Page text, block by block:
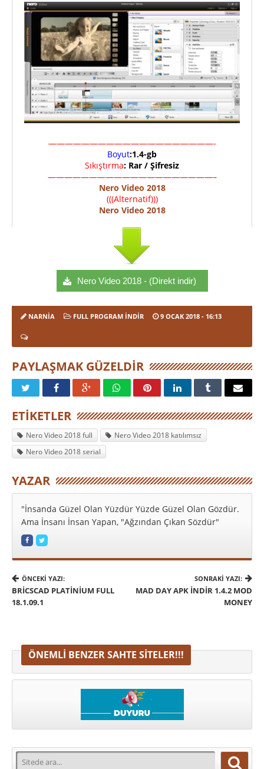
————————————————————-
Boyut:1.4-gb
Sıkıştırma: Rar / Şifresiz
————————————————————–
Nero Video 2018
(((Alternatif)))
Nero Video 2018
Nero Video 2018 - (Direkt indir)
NARNIA FULL PROGRAM INDIR 9 OCAK 2018 - 16:13
PAYLAŞMAK GÜZELDIR
ETIKETLER
Nero Video 2018 full
Nero Video 2018 katılımsız
Nero Video 2018 serial
YAZAR
"İnsanda Güzel Olan Yüzdür Yüzde Güzel Olan Gözdür.
Ama İnsanı İnsan Yapan, "Ağzından Çıkan Sözdür"
ÖNCEKI YAZI:
BRICSCAD PLATINIUM FULL
18.1.09.1
SONRAKI YAZI:
MAD DAY APK İNDIR 1.4.2 MOD
MONEY
ÖNEMLI BENZER SAHTE SITELER!!!